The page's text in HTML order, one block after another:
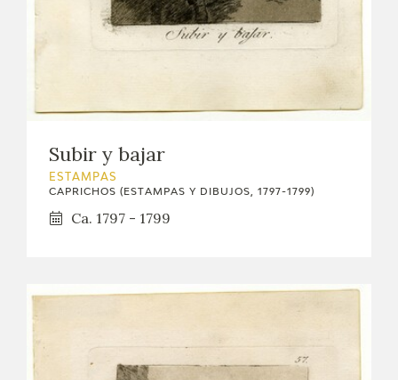
Subir y bajar
ESTAMPAS
CAPRICHOS (ESTAMPAS Y DIBUJOS, 1797-1799)
Ca. 1797 - 1799